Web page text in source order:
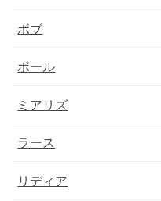
ボブ
ポール
ミアリズ
ラース
リディア